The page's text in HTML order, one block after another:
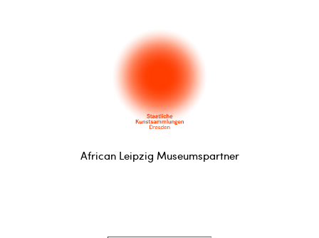
African Leipzig Museumspartner